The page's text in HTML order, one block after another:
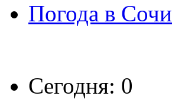
Погода в Сочи
Сегодня: 0